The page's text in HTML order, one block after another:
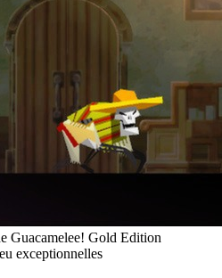
Guacamelee! Gold Edition
exceptionnelles